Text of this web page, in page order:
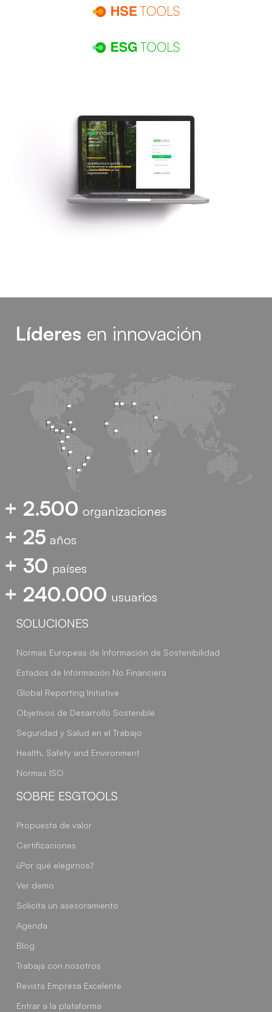
Líderes en innovación
+ 2.500 organizaciones
+ 25 años
+ 30 países
+ 240.000 usuarios
SOLUCIONES
Normas Europeas de Información de Sostenibilidad
Estados de Información No Financiera
Global Reporting Initiative
Objetivos de Desarrollo Sostenible
Seguridad y Salud en el Trabajo
Health, Safety and Environment
Normas ISO
SOBRE ESGTOOLS
Propuesta de valor
Certificaciones
¿Por qué elegirnos?
Ver demo
Solicita un asesoramiento
Agenda
Blog
Trabaja con nosotros
Revista Empresa Excelente
Entrar a la plataforma